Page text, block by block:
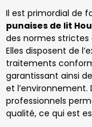
Il est primordial de
punaises de lit
des normes
Elles disposent de
traitements
garantissant ainsi
et l’environnement.
professionnels
qualité, ce qui est